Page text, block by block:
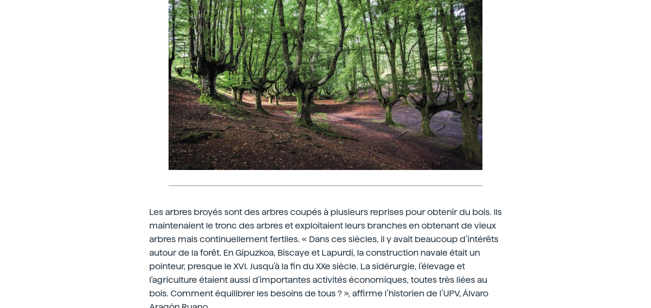
Les arbres broyés sont des arbres coupés à plusieurs reprises pour obtenir du bois. Ils
maintenaient le tronc des arbres et exploitaient leurs branches en obtenant de vieux
arbres mais continuellement fertiles. « Dans ces siècles, il y avait beaucoup d’intérêts
autour de la forêt. En Gipuzkoa, Biscaye et Lapurdi, la construction navale était un
pointeur, presque le XVI. Jusqu'à la fin du XXe siècle. La sidérurgie, l'élevage et
l'agriculture étaient aussi d'importantes activités économiques, toutes très liées au
bois. Comment équilibrer les besoins de tous ? », affirme l’historien de l’UPV, Álvaro